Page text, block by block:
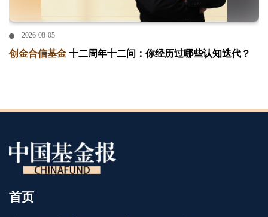
2026-08-05
创金合信基金 十二周年十二问：你经历过哪些认知迭代？
首页